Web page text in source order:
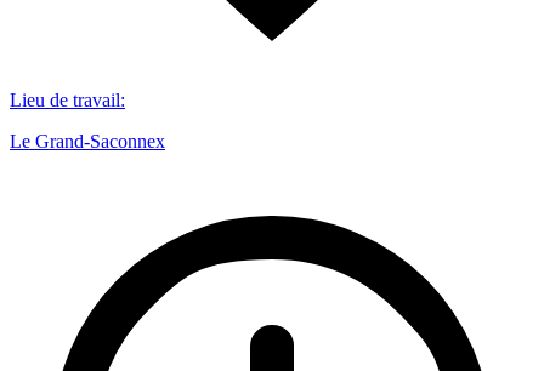
Lieu de travail:
Le Grand-Saconnex